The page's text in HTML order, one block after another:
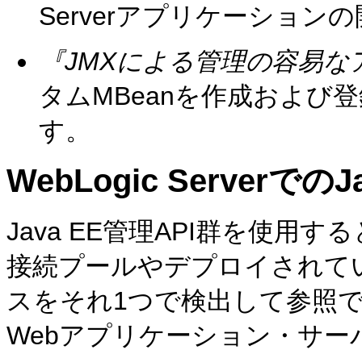
Serverアプリケーション
『JMXによる管理の容易
タムMBeanを作成および
す。
WebLogic Serverでの
Java EE管理API群を使用す
接続プールやデプロイされ
スをそれ1つで検出して参照
Webアプリケーション・サ